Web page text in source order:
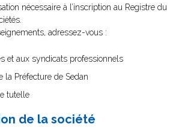
nécessaire à l’inscription au Registre du
adressez-vous :
et aux syndicats professionnels
la Préfecture de Sedan
tutelle
de la société